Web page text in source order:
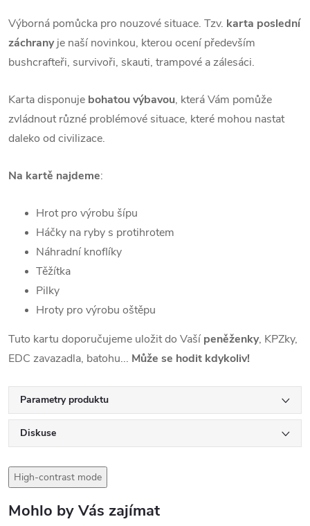
Výborná pomůcka pro nouzové situace. Tzv. karta poslední
záchranyje naší novinkou, kterou ocení především
bushcrafteři, survivoři, skauti, trampové a zálesáci.
Karta disponuje bohatou výbavou, která Vám pomůže
zvládnout různé problémové situace, které mohou nastat
daleko od civilizace.
Na kartě najdeme:
Hrot pro výrobu šípu
Háčky na ryby s protihrotem
Náhradní knoflíky
Těžítka
Pilky
Hroty pro výrobu oštěpu
Tuto kartu doporučujeme uložit do Vaší peněženky, KPZky,
EDC zavazadla, batohu... Může se hodit kdykoliv!
Parametry produktu
Diskuse
High-contrast mode
Mohlo by Vás zajímat